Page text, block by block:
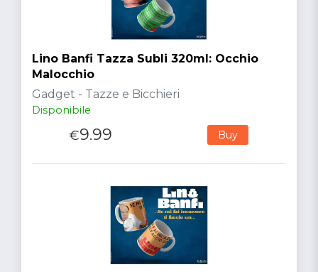
Lino Banfi Tazza Subli 320ml: Occhio
Malocchio
Gadget - Tazze e Bicchieri
Disponibile
€9.99 Buy